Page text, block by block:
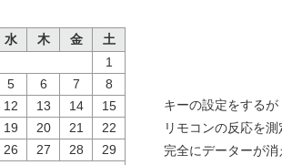
水 木 金
土
1
5 6 7
8
12 13 14
15
19 20 21
22
26 27 28
29
キーの設定をする
リモコンの反応を
完全にデーターが消